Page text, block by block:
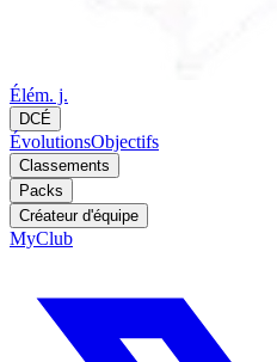
Élém. j.
DCÉ
ÉvolutionsObjectifs
Classements
Packs
Créateur d'équipe
MyClub